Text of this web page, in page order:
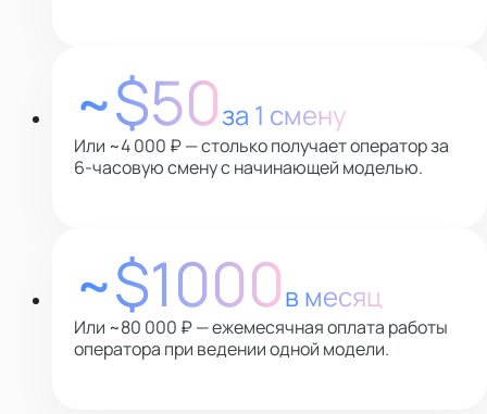
~$50за 1 смену
Или ~4 000 ₽ — столько получает оператор за
6-часовую смену с начинающей моделью.
~$1000в месяц
Или ~80 000 ₽ — ежемесячная оплата работы
оператора при ведении одной модели.